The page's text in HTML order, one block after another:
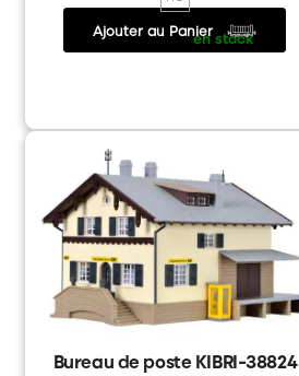
25.50 € /en stock
Ajouter au Panier
Bureau de poste KIBRI-38824